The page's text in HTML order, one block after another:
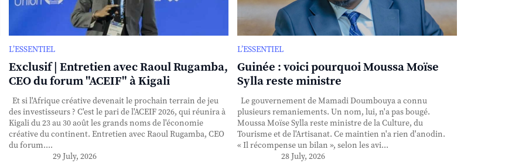
L’ESSENTIEL
Exclusif | Entretien avec Raoul Rugamba,
CEO du forum "ACEIF" à Kigali
Et si l'Afrique créative devenait le prochain terrain de jeu
des investisseurs ? C'est le pari de l'ACEIF 2026, qui réunira à
Kigali du 23 au 30 août les grands noms de l'économie
créative du continent. Entretien avec Raoul Rugamba, CEO
du forum....
29 July, 2026
L’ESSENTIEL
Guinée : voici pourquoi Moussa Moïse
Sylla reste ministre
Le gouvernement de Mamadi Doumbouya a connu
plusieurs remaniements. Un nom, lui, n'a pas bougé.
Moussa Moïse Sylla reste ministre de la Culture, du
Tourisme et de l'Artisanat. Ce maintien n'a rien d'anodin.
« Il récompense un bilan », selon les avi...
28 July, 2026